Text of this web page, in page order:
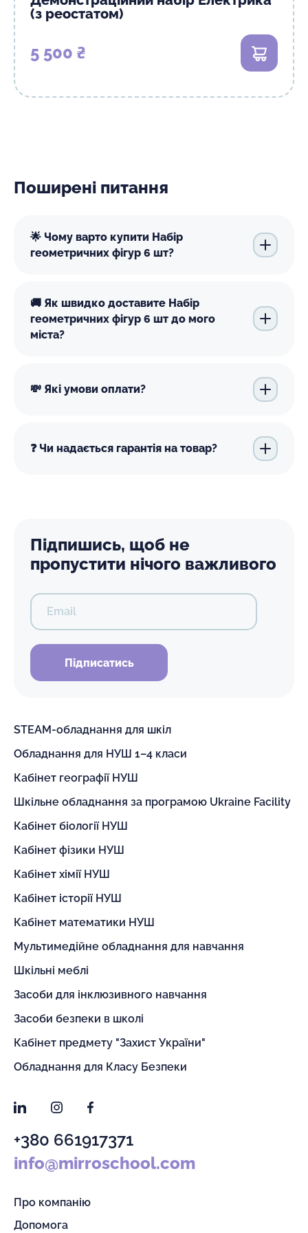
(з реостатом)
5 500 ₴ В кошик
Поширені питання
🌟 Чому варто купити Набір
геометричних фігур 6 шт?
🚚 Як швидко доставите Набір
геометричних фігур 6 шт до мого
міста?
💸 Які умови оплати?
❓ Чи надається гарантія на товар?
Підпишись, щоб не
пропустити нічого важливого
Email
Підписатись
STEAM-обладнання для шкіл
Обладнання для НУШ 1–4 класи
Кабінет географії НУШ
Шкільне обладнання за програмою Ukraine Facility
Кабінет біології НУШ
Кабінет фізики НУШ
Кабінет хімії НУШ
Кабінет історії НУШ
Кабінет математики НУШ
Мультимедійне обладнання для навчання
Шкільні меблі
Засоби для інклюзивного навчання
Засоби безпеки в школі
Кабінет предмету "Захист України"
Обладнання для Класу Безпеки
LinkedInInstagramFacebook
+380 661917371
info@mirroschool.com
Про компанію
Допомога